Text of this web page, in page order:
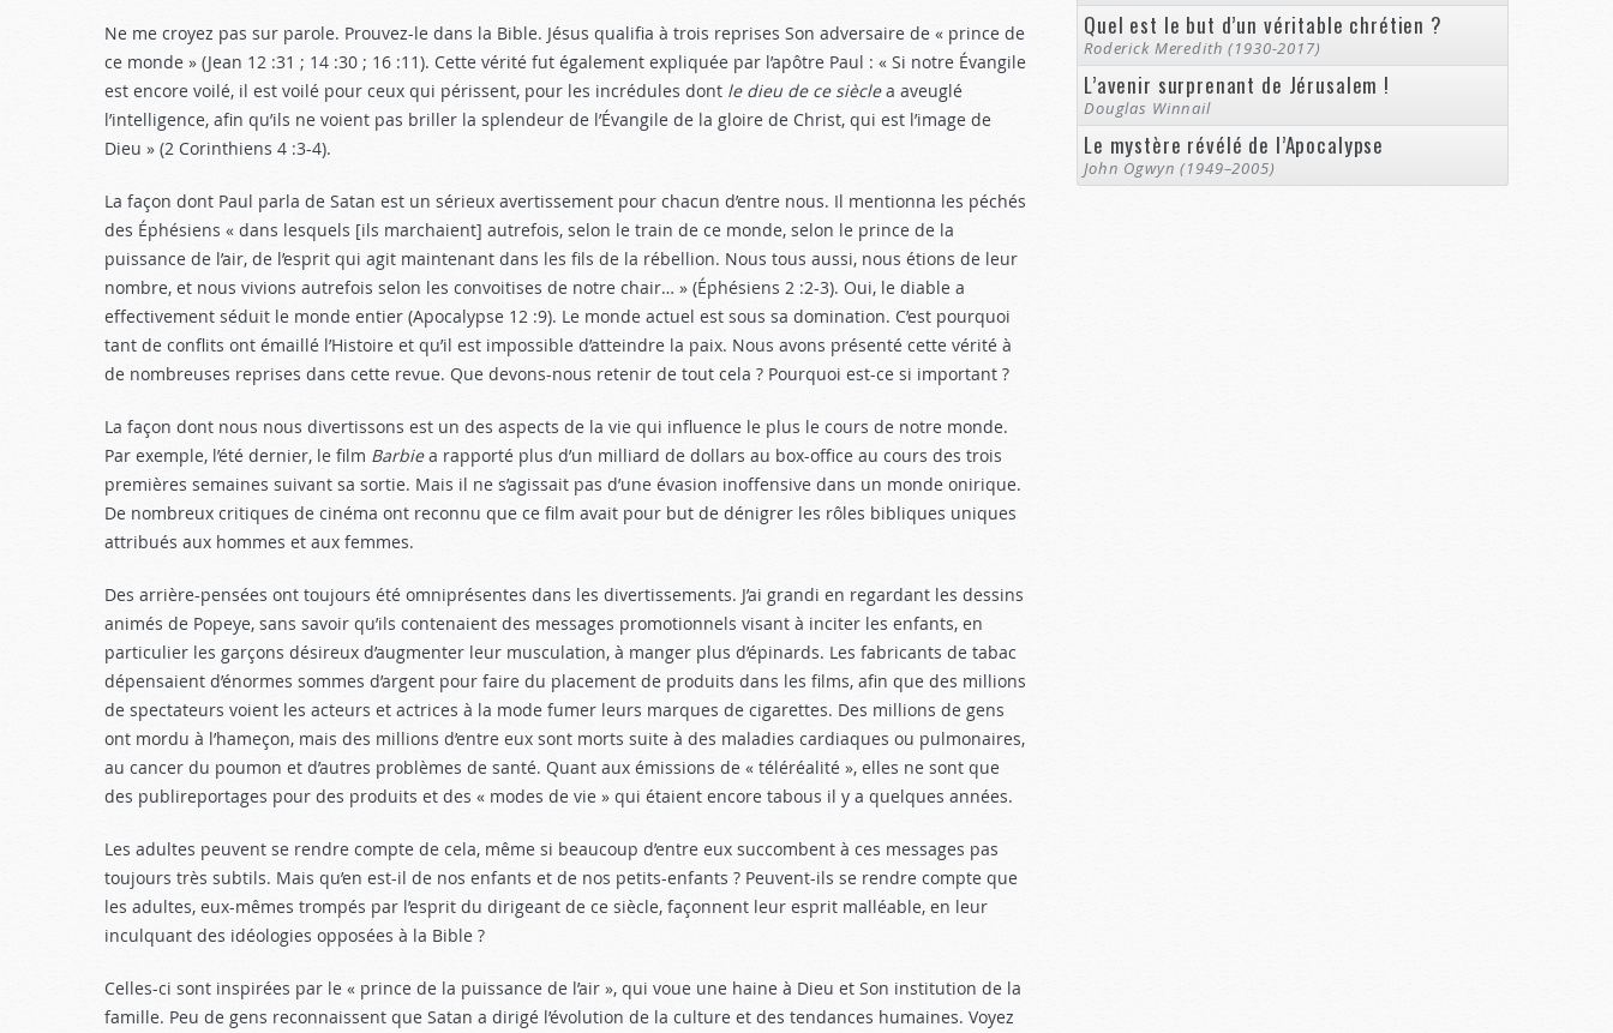
Ne me croyez pas sur parole. Prouvez-le dans la Bible. Jésus qualifia à trois reprises Son adversaire de « prince de
ce monde » (Jean 12 :31 ; 14 :30 ; 16 :11). Cette vérité fut également expliquée par l’apôtre Paul : « Si notre Évangile
est encore voilé, il est voilé pour ceux qui périssent, pour les incrédules dont le dieu de ce sièclea aveuglé
l’intelligence, afin qu’ils ne voient pas briller la splendeur de l’Évangile de la gloire de Christ, qui est l’image de
Dieu » (2 Corinthiens 4 :3-4).
La façon dont Paul parla de Satan est un sérieux avertissement pour chacun d’entre nous. Il mentionna les péchés
des Éphésiens « dans lesquels [ils marchaient] autrefois, selon le train de ce monde, selon le prince de la
puissance de l’air, de l’esprit qui agit maintenant dans les fils de la rébellion. Nous tous aussi, nous étions de leur
nombre, et nous vivions autrefois selon les convoitises de notre chair… » (Éphésiens 2 :2-3). Oui, le diable a
effectivement séduit le monde entier (Apocalypse 12 :9). Le monde actuel est sous sa domination. C’est pourquoi
tant de conflits ont émaillé l’Histoire et qu’il est impossible d’atteindre la paix. Nous avons présenté cette vérité à
de nombreuses reprises dans cette revue. Que devons-nous retenir de tout cela ? Pourquoi est-ce si important ?
La façon dont nous nous divertissons est un des aspects de la vie qui influence le plus le cours de notre monde.
Par exemple, l’été dernier, le film Barbiea rapporté plus d’un milliard de dollars au box-office au cours des trois
premières semaines suivant sa sortie. Mais il ne s’agissait pas d’une évasion inoffensive dans un monde onirique.
De nombreux critiques de cinéma ont reconnu que ce film avait pour but de dénigrer les rôles bibliques uniques
attribués aux hommes et aux femmes.
Des arrière-pensées ont toujours été omniprésentes dans les divertissements. J’ai grandi en regardant les dessins
animés de Popeye, sans savoir qu’ils contenaient des messages promotionnels visant à inciter les enfants, en
particulier les garçons désireux d’augmenter leur musculation, à manger plus d’épinards. Les fabricants de tabac
dépensaient d’énormes sommes d’argent pour faire du placement de produits dans les films, afin que des millions
de spectateurs voient les acteurs et actrices à la mode fumer leurs marques de cigarettes. Des millions de gens
ont mordu à l’hameçon, mais des millions d’entre eux sont morts suite à des maladies cardiaques ou pulmonaires,
au cancer du poumon et d’autres problèmes de santé. Quant aux émissions de « téléréalité », elles ne sont que
des publireportages pour des produits et des « modes de vie » qui étaient encore tabous il y a quelques années.
Les adultes peuvent se rendre compte de cela, même si beaucoup d’entre eux succombent à ces messages pas
toujours très subtils. Mais qu’en est-il de nos enfants et de nos petits-enfants ? Peuvent-ils se rendre compte que
les adultes, eux-mêmes trompés par l’esprit du dirigeant de ce siècle, façonnent leur esprit malléable, en leur
inculquant des idéologies opposées à la Bible ?
Celles-ci sont inspirées par le « prince de la puissance de l’air », qui voue une haine à Dieu et Son institution de la
famille. Peu de gens reconnaissent que Satan a dirigé l’évolution de la culture et des tendances humaines. Voyez
Quel est le but d’un véritable chrétien ?
Roderick Meredith (1930-2017)
L’avenir surprenant de Jérusalem !
Douglas Winnail
Le mystère révélé de l’Apocalypse
John Ogwyn (1949–2005)